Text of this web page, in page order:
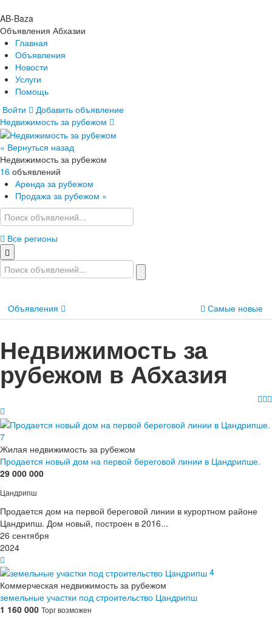
AB-Baza
Объявления Абхазии
Главная
Объявления
Новости
Услуги
Помощь
Войти
Добавить объявление
Главная
Объявления
Новости
Услуги
Помощь
Недвижимость за рубежом
« Вернуться назад
Недвижимость за рубежом
16 объявлений
Аренда за рубежом
Продажа за рубежом »
Все регионы
Объявления Самые новые
Недвижимость за
рубежом в Абхазия
7
Жилая недвижимость за рубежом
Продается новый дом на первой береговой линии в Цандрипше.
29 000 000
Цандрипш
Продается дом на первой береговой линии в курортном районе
Цандрипш. Дом новый, построен в 2016...
26 сентября
2024
4
Коммерческая недвижимость за рубежом
земельные участки под строительство Цандрипш
1 160 000 Торг возможен